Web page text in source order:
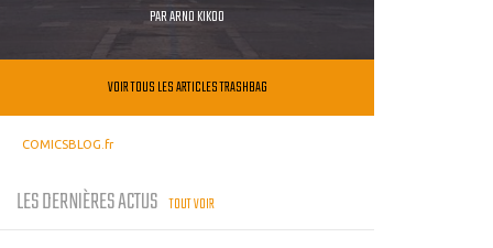
PARARNO KIKOO
VOIR TOUS LES ARTICLES TRASHBAG
COMICSBLOG.fr
LES DERNIÈRES ACTUS TOUT VOIR